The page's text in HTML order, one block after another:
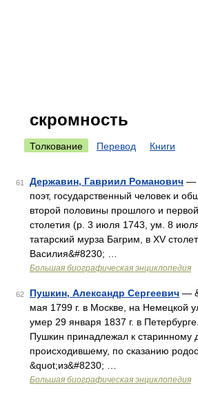
скромность
Толкование Перевод Книги
61 Державин, Гавриил Романович —
поэт, государственный человек и
второй половины прошлого и
столетия (р. 3 июля 1743, ум. 8
татарский мурза Багрим, в ХV
Василия&#8230; …
Большая биографическая энциклопедия
62 Пушкин, Александр Сергеевич —
мая 1799 г. в Москве, на Немецкой
умер 29 января 1837 г. в
Пушкин принадлежал к старинному
происходившему, по сказанию
&quot;из&#8230; …
Большая биографическая энциклопедия